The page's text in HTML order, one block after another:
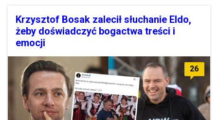
Krzysztof Bosak zalecił słuchanie Eldo,
żeby doświadczyć bogactwa treści i
emocji
26